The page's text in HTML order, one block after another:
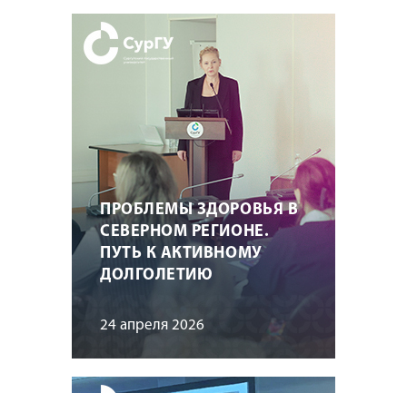
ПРОБЛЕМЫ ЗДОРОВЬЯ В
СЕВЕРНОМ РЕГИОНЕ.
ПУТЬ К АКТИВНОМУ
ДОЛГОЛЕТИЮ
24 апреля 2026